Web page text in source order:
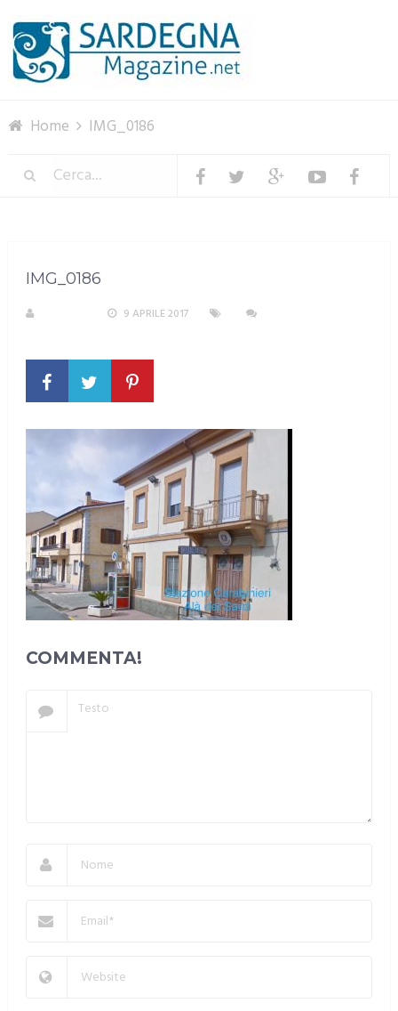
Home IMG_0186
IMG_0186
9 APRILE 2017
COMMENTA!